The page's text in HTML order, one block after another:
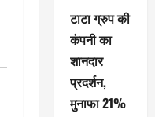
टाटा ग्रुप की
कंपनी का
शानदार
प्रदर्शन,
मुनाफा 21%